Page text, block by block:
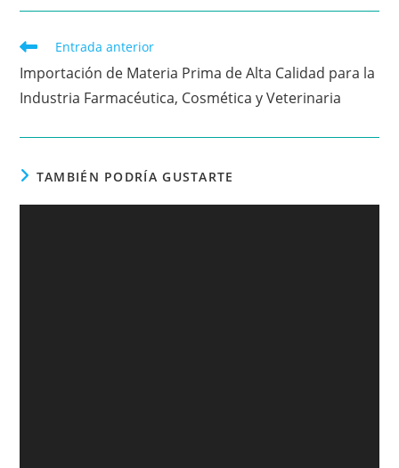
Entrada anterior
Importación de Materia Prima de Alta Calidad para la
Industria Farmacéutica, Cosmética y Veterinaria
TAMBIÉN PODRÍA GUSTARTE